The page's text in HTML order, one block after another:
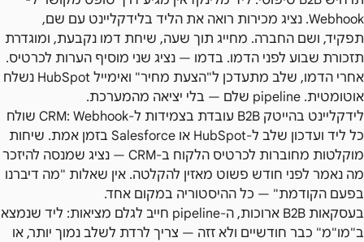
Webhook. נציג מכירות רואה את הליד בלידקליינט עם שם,
תפקיד, ושם החברה. מחייג תוך שעה, שיחת דמו נקבעת, ומוגדרת
תזכורת שבוע לפני הדמו. בדמו — נציג שני מוסיף הערות לכרטיס.
אחרי הדמו, שלב מתעדכן ל"הצעת מחיר" ואימייל HubSpot נשלח
אוטומטית. pipeline שלם — בלי יציאה מהמערכת.
לידקליינט בהייטק B2B עובדת בצמידות ל-CRM: Webhook שולח
כל ליד ועדכון שלב ל-HubSpot או Salesforce בזמן אמת. שיחות
מוקלטות מחוברות לכרטיס הלקוח ב-CRM — נציג שמנסה להיזכר
מה נאמר לפני חודש פשוט מאזין להקלטה. אין שאלות "מה דיברנו
בפעם הקודמת" — כל ההיסטוריה במקום אחד.
בעסקאות B2B ארוכות, ה-pipeline חייב לגלם מציאות: ליד שנמצא
ב"מו"מ" כבר חודשיים ולא זזה — צריך לרדת לשלב נמוך יותר, או